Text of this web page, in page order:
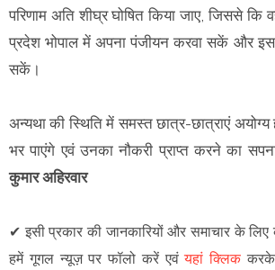
परिणाम अति शीघ्र घोषित किया जाए, जिससे कि
प्रदेश भोपाल में अपना पंजीयन करवा सकें और इस
सकें।
अन्यथा की स्थिति में समस्त छात्र-छात्राएं अयोग्य
भर पाएंगे एवं उनका नौकरी प्राप्त करने का
कुमार अहिरवार
✔ इसी प्रकार की जानकारियों और समाचार के
हमें गूगल न्यूज़ पर फॉलो करें एवंयहां क्लिक करके